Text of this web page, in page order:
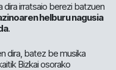
dira irratsaio berezi batzuen
helburu nagusia
.
dira, batez be musika
Bizkai osorako